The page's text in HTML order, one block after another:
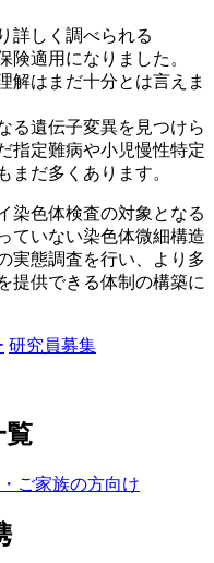
詳しく調べられる
険適用になりました。
解はまだ十分とは言えま
る遺伝子変異を見つけら
指定難病や小児慢性特定
まだ多くあります。
染色体検査の対象となる
ていない染色体微細構造
実態調査を行い、より多
提供できる体制の構築に
研究員募集
覧
ご家族の方向け